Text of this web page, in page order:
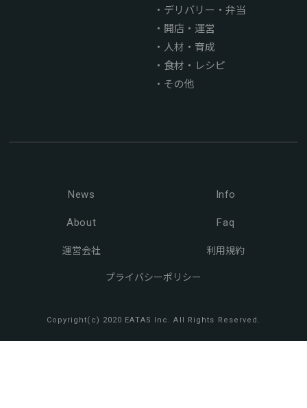
デリバリー・弁当
開店・運営
人材・育成
食材・レシピ
その他
News Info
About Faq
運営会社
利用規約
プライバシーポリシー
Copyright(c) 2020 EATAS Inc. All Rights Reserved.